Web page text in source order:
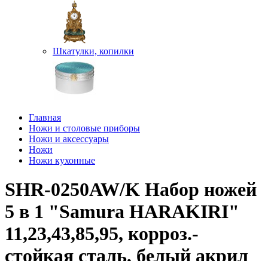
Шкатулки, копилки
Главная
Ножи и столовые приборы
Ножи и аксессуары
Ножи
Ножи кухонные
SHR-0250AW/K Набор ножей
5 в 1 "Samura HARAKIRI"
11,23,43,85,95, корроз.-
стойкая сталь, белый акрил